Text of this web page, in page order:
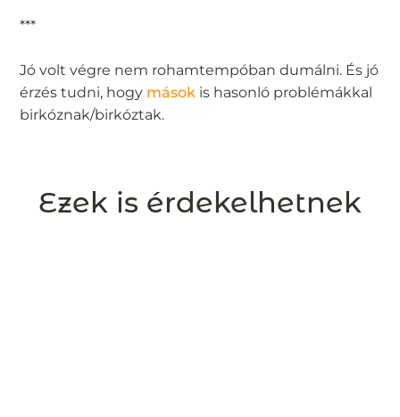
***
Jó volt végre nem rohamtempóban dumálni. És jó
érzés tudni, hogy mások is hasonló problémákkal
birkóznak/birkóztak.
Ezek is érdekelhetnek